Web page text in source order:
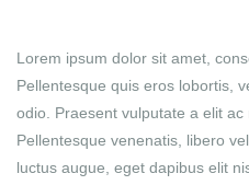
Lorem ipsum dolor sit amet,
Pellentesque quis eros lobortis,
odio. Praesent vulputate a elit
Pellentesque venenatis, libero
luctus augue, eget dapibus elit